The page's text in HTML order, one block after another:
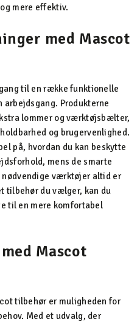
mere effektiv.
med Mascot
til en række funktionelle
arbejdsgang. Produkterne
lommer og værktøjsbælter,
og brugervenlighed.
på, hvordan du kan beskytte
mens de smarte
værktøjer altid er
tilbehør du vælger, kan du
til en mere komfortabel
Mascot
tilbehør er muligheden for
Med et udvalg, der